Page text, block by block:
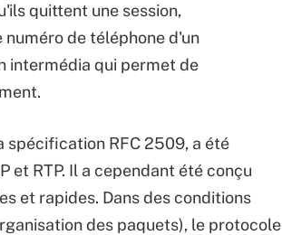
quittent une session,
de téléphone d'un
intermédia qui permet de
spécification RFC 2509, a été
et RTP. Il a cependant été conçu
et rapides. Dans des conditions
des paquets), le protocole